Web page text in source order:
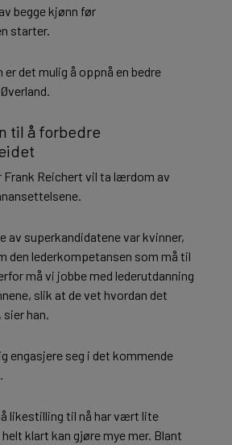
begge kjønn før
starter.
er det mulig å oppnå en bedre
til å forbedre
Reichert vil ta lærdom av
av superkandidatene var kvinner,
den lederkompetansen som må til
må vi jobbe med lederutdanning
slik at de vet hvordan det
han.
engasjere seg i det kommende
likestilling til nå har vært lite
klart kan gjøre mye mer. Blant